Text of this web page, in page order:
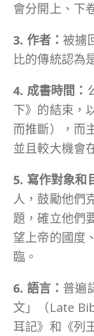
會分開上、下
3. 作者：被擄
比的傳統認為
4. 成書時間：
下》的結束，
而推斷），而
並且較大機會
5. 寫作對象和
人，鼓勵他們
題，確立他們
望上帝的國度
臨。
6. 語言： 普遍
文」（Late
耳記》和《列